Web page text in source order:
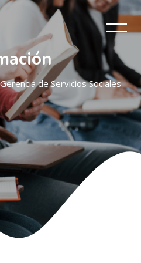
de Servicios Sociales